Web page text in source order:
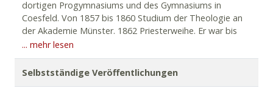
dortigen Progymnasiums und des Gymnasiums in
Coesfeld. Von 1857 bis 1860 Studium der Theologie an
der Akademie Münster. 1862 Priesterweihe. Er war bis
1863 Konrektor in Telgte, bevor er in Münster das
Studium der Philologie aufnahm, das er aus
Gesundheitsgründen bald aufgab. Von 1864 bis 1866
war er Religionslehrer und Seelsorger am damaligen
... mehr lesen
Selbstständige Veröffentlichungen